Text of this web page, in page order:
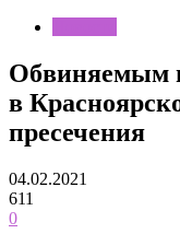
Обвиняемым
в
пресечения
04.02.2021
611
0